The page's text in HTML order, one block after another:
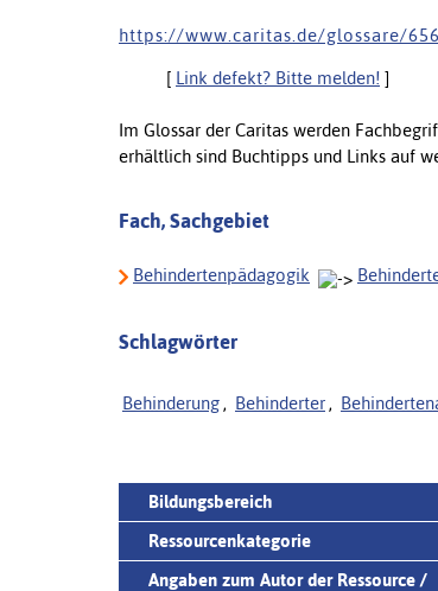
h t t p s : / / w w w . c a r i t a s . d e / g l o s s a r e / 6 5
[ Link defekt? Bitte melden! ]
Im Glossar der Caritas werden
erhältlich sind Buchtipps und Links auf
Fach, Sachgebiet
Behindertenpädagogik
Schlagwörter
Behinderung , Behinderter ,
Bildungsbereich
Ressourcenkategorie
Angaben zum Autor der Ressource /